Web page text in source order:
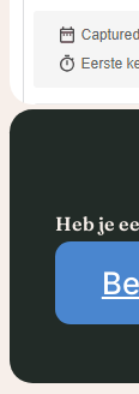
Heb je